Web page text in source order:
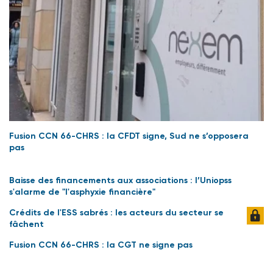
Fusion CCN 66-CHRS : la CFDT signe, Sud ne s’opposera
pas
Baisse des financements aux associations : l’Uniopss
s'alarme de "l'asphyxie financière"
Crédits de l'ESS sabrés : les acteurs du secteur se
fâchent
Fusion CCN 66-CHRS : la CGT ne signe pas